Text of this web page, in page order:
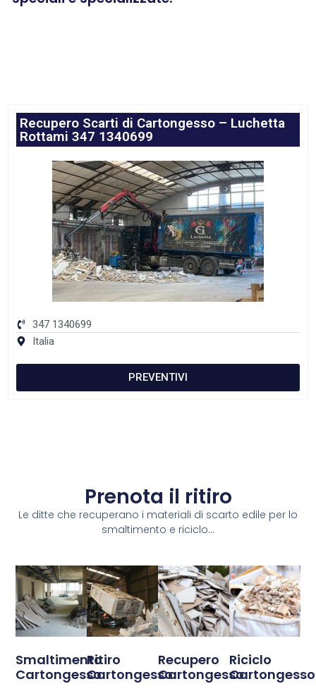
Recupero Scarti di Cartongesso – Luchetta
Rottami 347 1340699
347 1340699
Italia
PREVENTIVI
Prenota il ritiro
Le ditte che recuperano i materiali di scarto edile per lo
smaltimento e riciclo...
Smaltimento
Cartongesso
Ritiro
Cartongesso
Recupero
Cartongesso
Riciclo
Cartongesso